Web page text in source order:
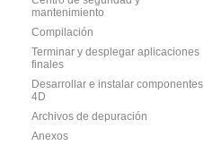
mantenimiento
Compilación
Terminar y desplegar aplicaciones
finales
Desarrollar e instalar componentes
4D
Archivos de depuración
Anexos